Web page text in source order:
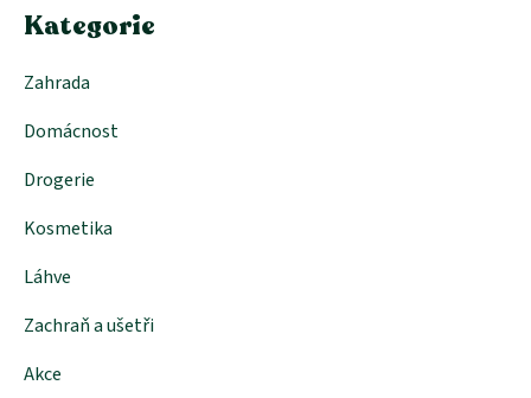
Kategorie
Zahrada
Domácnost
Drogerie
Kosmetika
Láhve
Zachraň a ušetři
Akce